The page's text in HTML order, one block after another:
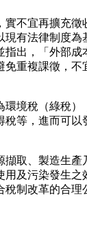
不宜再擴充徵
有法律制度為
出，「外部成
重複課徵，
境稅（綠稅）
等，進而可以
取、製造生產
及污染發生之
制改革的合理